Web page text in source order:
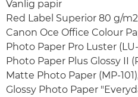
Vanlig papir
Red Label Superior 80 g/m2
Canon Oce Office Colour
Photo Paper Pro Luster (LU-
Photo Paper Plus Glossy II
Matte Photo Paper (MP-
Glossy Photo Paper